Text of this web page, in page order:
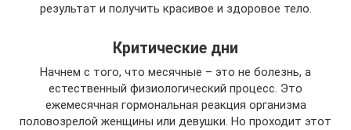
результат и получить красивое и здоровое тело.
Критические дни
Начнем с того, что месячные – это не болезнь, а
естественный физиологический процесс. Это
ежемесячная гормональная реакция организма
половозрелой женщины или девушки. Но проходит этот